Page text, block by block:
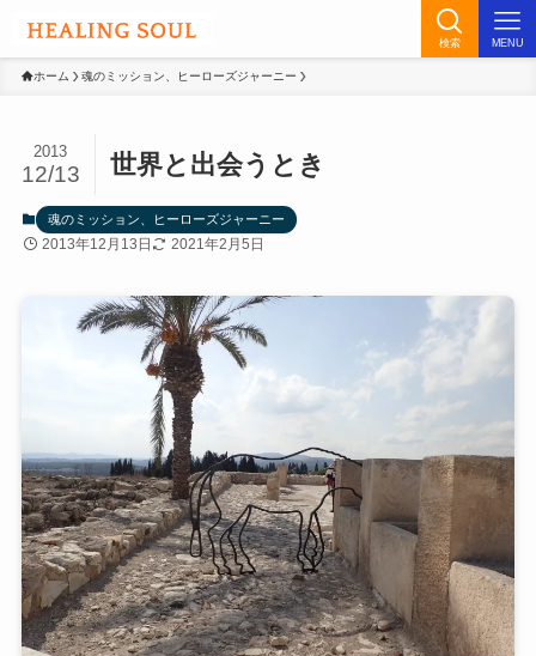
検索 MENU
ホーム 魂のミッション、ヒーローズジャーニー
世界と出会うとき
2013
12/13
魂のミッション、ヒーローズジャーニー
2013年12月13日 2021年2月5日